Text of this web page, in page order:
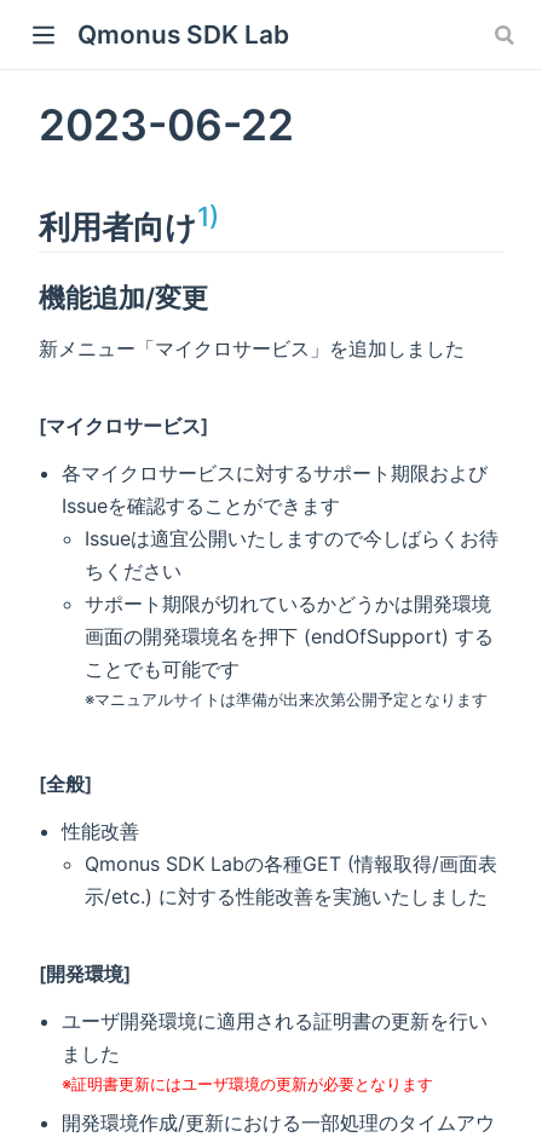
Qmonus SDK Lab
2023-06-22
利用者向け1)
機能追加/変更
新メニュー「マイクロサービス」を追加しました
[マイクロサービス]
各マイクロサービスに対するサポート期限および
Issueを確認することができます
Issueは適宜公開いたしますので今しばらくお待
ちください
サポート期限が切れているかどうかは開発環境
画面の開発環境名を押下 (endOfSupport) する
ことでも可能です
※マニュアルサイトは準備が出来次第公開予定となります
[全般]
性能改善
Qmonus SDK Labの各種GET (情報取得/画面表
示/etc.) に対する性能改善を実施いたしました
[開発環境]
ユーザ開発環境に適用される証明書の更新を行い
ました
※証明書更新にはユーザ環境の更新が必要となります
開発環境作成/更新における一部処理のタイムアウ